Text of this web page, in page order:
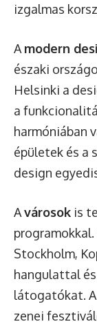
izgalmas
A modern
északi
Helsinki a
a
harmóniában
épületek és a
design
Avárosok is
programokkal.
Stockholm,
hangulattal
látogatókat. A
zenei